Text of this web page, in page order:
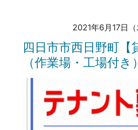
2021年6月17日（
四日市市西日野町【
（作業場・工場付き